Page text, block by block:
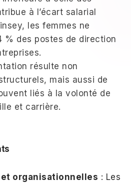
à l’écart salarial
les femmes ne
% des postes de direction
résulte non
mais aussi de
liés à la volonté de
et carrière.
organisationnelles : Les